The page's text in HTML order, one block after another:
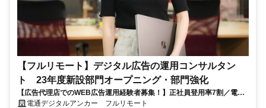
【フルリモート】デジタル広告の運用コンサルタン
ト 23年度新設部門オープニング・部門強化
【広告代理店でのWEB広告運用経験者募集！】正社員登用率7割／電通
G／全国×完全在宅／年休126日・土日祝休み／残業月平均4時間19分
電通デジタルアンカー フルリモート